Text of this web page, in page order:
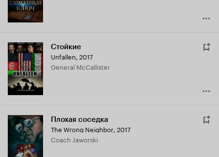
Стойкие
Unfallen, 2017
General McCallister
Плохая соседка
The Wrong Neighbor, 2017
Coach Jaworski